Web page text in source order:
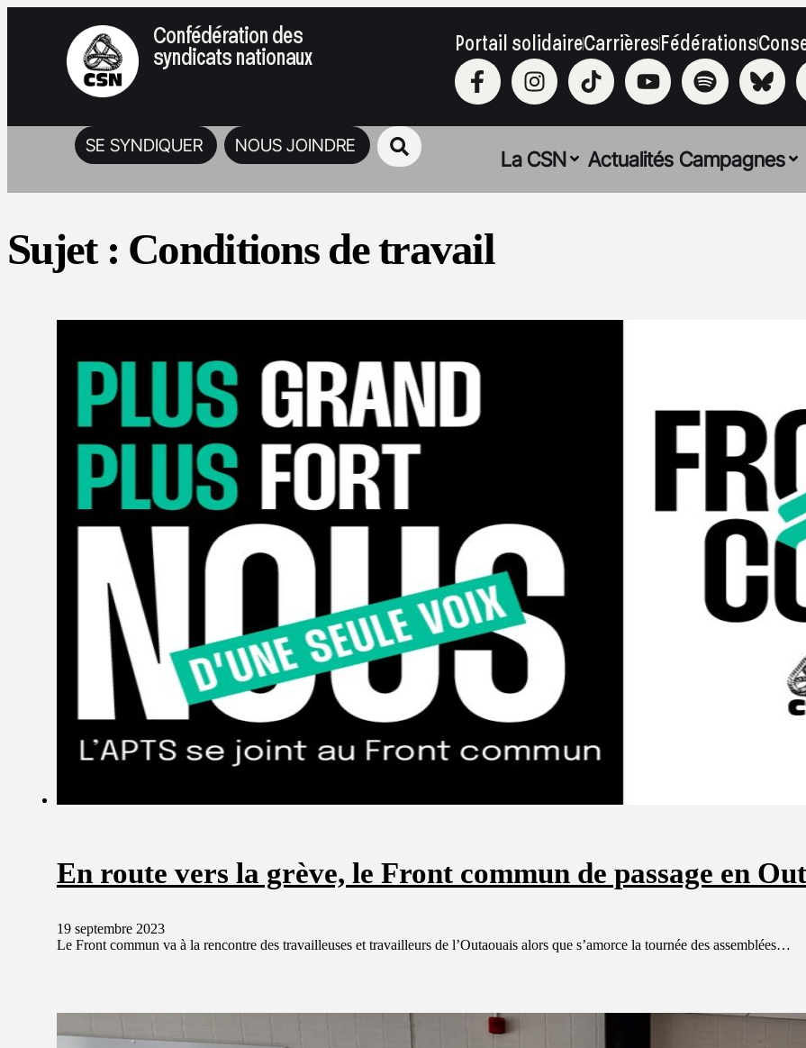
Confédération des
syndicats nationaux Portail solidaireCarrièresFédérations
SE SYNDIQUER NOUS JOINDRE
La CSN Actualités Campagnes
Sujet : Conditions de travail
En route vers la grève, le Front commun de passage en
19 septembre 2023
Le Front commun va à la rencontre des travailleuses et travailleurs de l’Outaouais alors que s’amorce la tournée des assemblées…